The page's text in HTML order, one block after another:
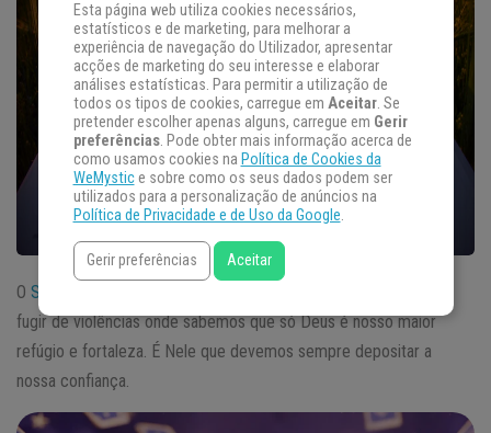
O Salmo
fugir de violências onde sabemos que só Deus é nosso maior
refúgio e fortaleza. É Nele que devemos sempre depositar a
nossa confiança.
Esta página web utiliza cookies necessários,
estatísticos e de marketing, para melhorar a
experiência de navegação do Utilizador, apresentar
acções de marketing do seu interesse e elaborar
análises estatísticas. Para permitir a utilização de
todos os tipos de cookies, carregue em Aceitar. Se
pretender escolher apenas alguns, carregue em Gerir
preferências. Pode obter mais informação acerca de
como usamos cookies na Política de Cookies da
WeMystice sobre como os seus dados podem ser
utilizados para a personalização de anúncios na
Política de Privacidade e de Uso da Google.
Gerir preferências Aceitar